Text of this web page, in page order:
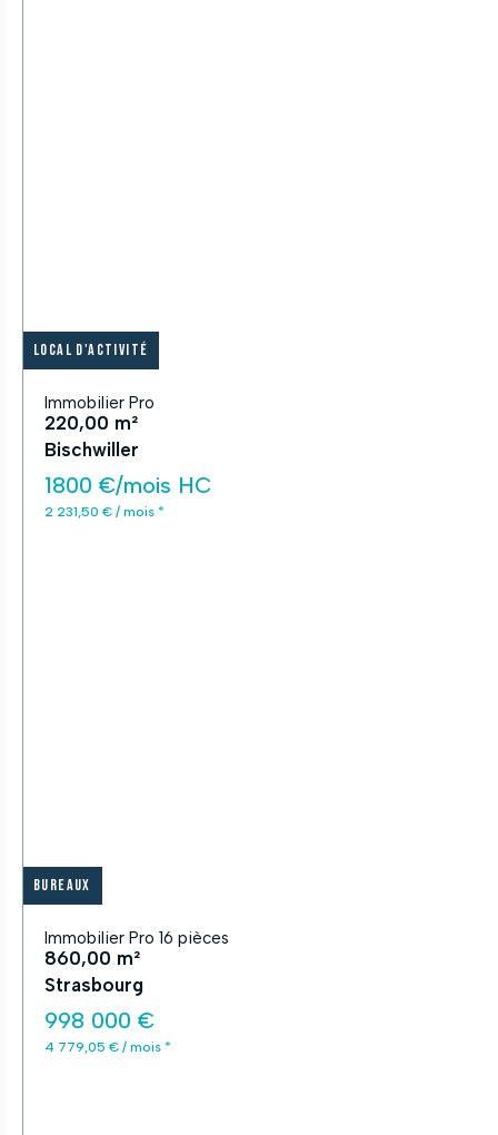
Local d'activité
Immobilier Pro
220,00 m²
Bischwiller
1800 €/mois HC
2 231,50 € / mois *
Bureaux
Immobilier Pro 16 pièces
860,00 m²
Strasbourg
998 000 €
4 779,05 € / mois *